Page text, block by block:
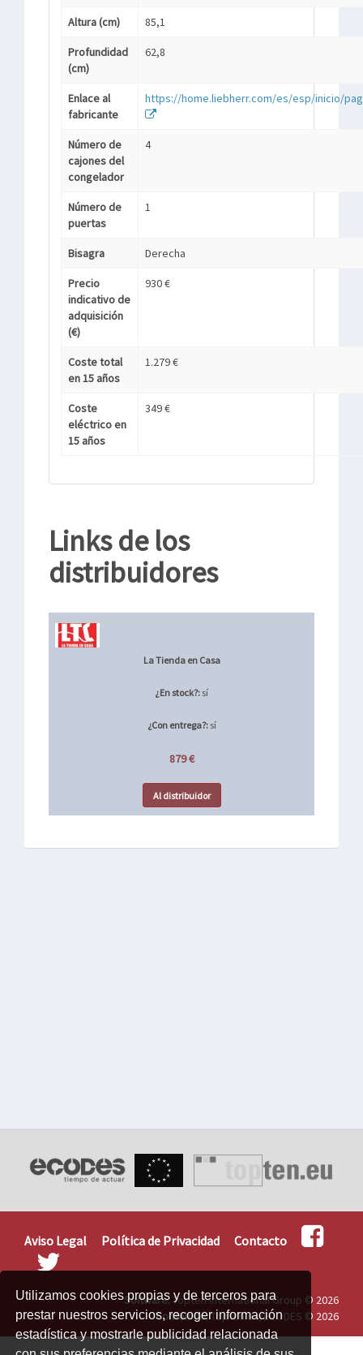
Utilizamos cookies propias y de terceros para
prestar nuestros servicios, recoger información
estadística y mostrarle publicidad relacionada
Altura (cm) 85,1
Profundidad
(cm)
62,8
Enlace al
fabricante
https://home.liebherr.com/es/esp/inicio/
Número de
cajones del
congelador
4
Número de
puertas
1
Bisagra Derecha
Precio
indicativo de
adquisición
(€)
930 €
Coste total
en 15 años
1.279 €
Coste
eléctrico en
15 años
349 €
Links de los
distribuidores
La Tienda en Casa
¿En stock?: sí
¿Con entrega?:sí
879 €
Al distribuidor
Aviso Legal Política de Privacidad Contacto
Software:Topten International Group © 2026
Contenido:Topten.es/ECODES © 2026